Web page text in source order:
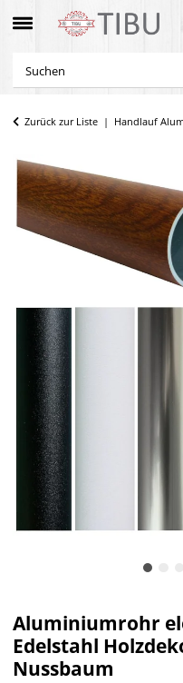
Zurück zur Liste Handlauf
Aluminiumrohr
Edelstahl
Nussbaum